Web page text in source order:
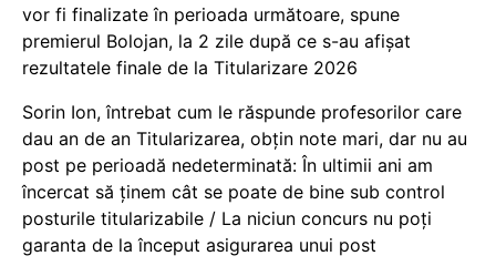
vor fi finalizate în perioada următoare, spune
premierul Bolojan, la 2 zile după ce s-au afișat
rezultatele finale de la Titularizare 2026
Sorin Ion, întrebat cum le răspunde profesorilor care
dau an de an Titularizarea, obțin note mari, dar nu au
post pe perioadă nedeterminată: În ultimii ani am
încercat să ținem cât se poate de bine sub control
posturile titularizabile / La niciun concurs nu poți
garanta de la început asigurarea unui post